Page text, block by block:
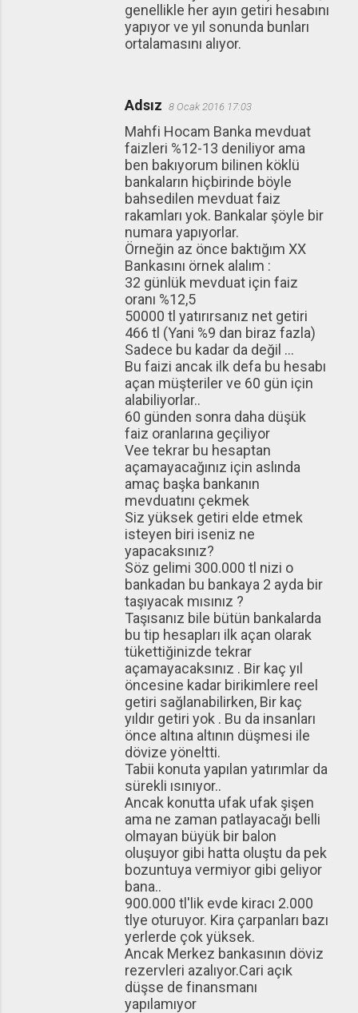
genellikle her ayın getiri hesabını
yapıyor ve yıl sonunda bunları
ortalamasını alıyor.
Adsız 8 Ocak 2016 17:03
Mahfi Hocam Banka mevduat
faizleri %12-13 deniliyor ama
ben bakıyorum bilinen köklü
bankaların hiçbirinde böyle
bahsedilen mevduat faiz
rakamları yok. Bankalar şöyle bir
numara yapıyorlar.
Örneğin az önce baktığım XX
Bankasını örnek alalım :
32 günlük mevduat için faiz
oranı %12,5
50000 tl yatırırsanız net getiri
466 tl (Yani %9 dan biraz fazla)
Sadece bu kadar da değil ...
Bu faizi ancak ilk defa bu hesabı
açan müşteriler ve 60 gün için
alabiliyorlar..
60 günden sonra daha düşük
faiz oranlarına geçiliyor
Vee tekrar bu hesaptan
açamayacağınız için aslında
amaç başka bankanın
mevduatını çekmek
Siz yüksek getiri elde etmek
isteyen biri iseniz ne
yapacaksınız?
Söz gelimi 300.000 tl nizi o
bankadan bu bankaya 2 ayda bir
taşıyacak mısınız ?
Taşısanız bile bütün bankalarda
bu tip hesapları ilk açan olarak
tükettiğinizde tekrar
açamayacaksınız . Bir kaç yıl
öncesine kadar birikimlere reel
getiri sağlanabilirken, Bir kaç
yıldır getiri yok . Bu da insanları
önce altına altının düşmesi ile
dövize yöneltti.
Tabii konuta yapılan yatırımlar da
sürekli ısınıyor..
Ancak konutta ufak ufak şişen
ama ne zaman patlayacağı belli
olmayan büyük bir balon
oluşuyor gibi hatta oluştu da pek
bozuntuya vermiyor gibi geliyor
bana..
900.000 tl'lik evde kiracı 2.000
tlye oturuyor. Kira çarpanları bazı
yerlerde çok yüksek.
Ancak Merkez bankasının döviz
rezervleri azalıyor.Cari açık
düşse de finansmanı
yapılamıyor